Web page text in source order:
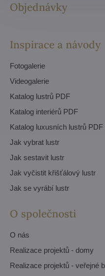
Objednávky
Inspirace a návody
Fotogalerie
Videogalerie
Katalog lustrů PDF
Katalog interiérů PDF
Katalog luxusních lustrů PDF
Jak vybrat lustr
Jak sestavit lustr
Jak vyčistit křišťálový lustr
Jak se vyrábí lustr
O společnosti
O nás
Realizace projektů - domy
Realizace projektů - veřejné